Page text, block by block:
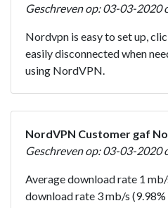
Geschreven op: 03-03-2020
Nordvpn is easy to set up,
easily disconnected when
using NordVPN.
NordVPN Customer gaf
Geschreven op: 03-03-2020
Average download rate 1
download rate 3 mb/s